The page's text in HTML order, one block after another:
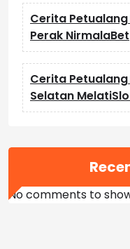
Cerita
Perak NirmalaBet
Cerita
Selatan
No comments to